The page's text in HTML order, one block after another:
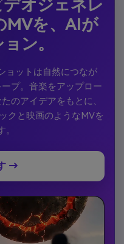
オジェネレ
MVを、AIが
ン。
ョットは自然につなが
プ。音楽をアップロー
のアイデアをもとに、
クと映画のようなMVを
→